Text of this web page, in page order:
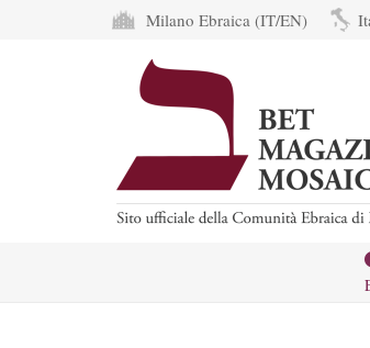
Milano Ebraica (IT/EN)